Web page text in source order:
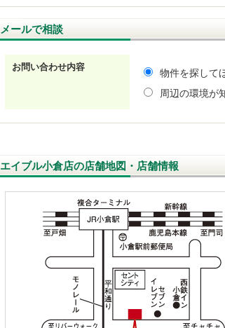
メールで相談
お問い合わせ内容
物件を探して
周辺の環境が
エイブル小倉店の店舗地図・店舗情報